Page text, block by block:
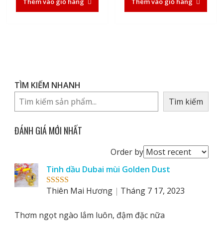
TÌM KIẾM NHANH
Tìm kiếm
ĐÁNH GIÁ MỚI NHẤT
Order byOrder
by
Rated5 out
Tinh dầu Dubai mùi Golden Dust
Thiên Mai Hương
Tháng 7 17, 2023
Thơm ngọt ngào lắm luôn, đậm đặc nữa